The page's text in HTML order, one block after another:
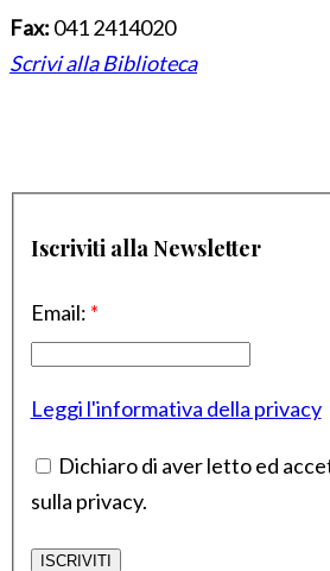
Fax: 041 2414020
Scrivi alla Biblioteca
Iscriviti alla Newsletter
Email: *
Leggi l'informativa della privacy
Dichiaro di aver letto ed
sulla privacy.